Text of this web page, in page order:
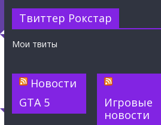
Твиттер Рокстар
Мои твиты
Новости
GTA 5
Игровые
новости